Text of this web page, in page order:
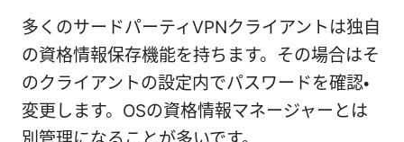
多くのサードパーティVPNクライアントは独自
の資格情報保存機能を持ちます。その場合はそ
のクライアントの設定内でパスワードを確認・
変更します。OSの資格情報マネージャーとは